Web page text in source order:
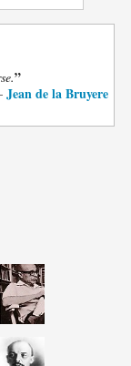
”
Jean de la Bruyere